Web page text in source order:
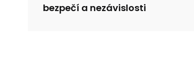
bezpečí a nezávislosti